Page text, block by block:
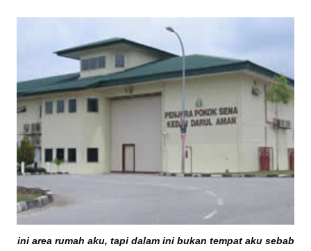
ini area rumah aku, tapi dalam ini bukan tempat aku sebab